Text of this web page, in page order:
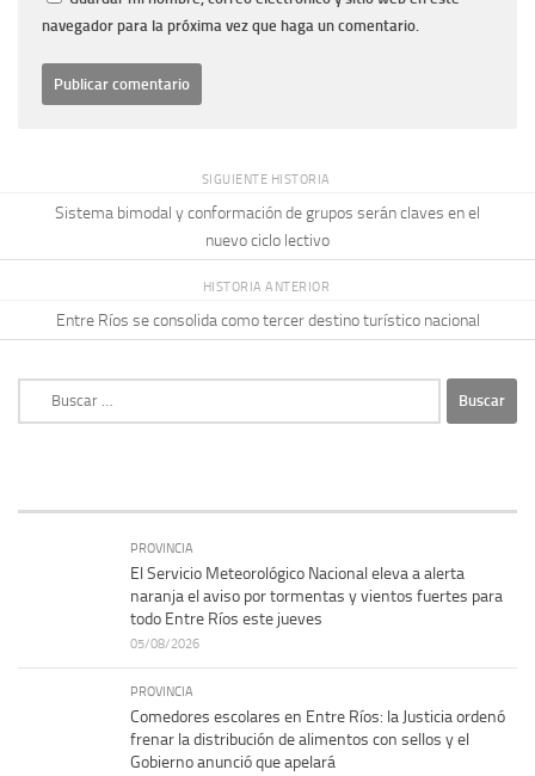
navegador para la próxima vez que haga un comentario.
SIGUIENTE HISTORIA
Sistema bimodal y conformación de grupos serán claves en el
nuevo ciclo lectivo
HISTORIA ANTERIOR
Entre Ríos se consolida como tercer destino turístico nacional
PROVINCIA
El Servicio Meteorológico Nacional eleva a alerta
naranja el aviso por tormentas y vientos fuertes para
todo Entre Ríos este jueves
05/08/2026
PROVINCIA
Comedores escolares en Entre Ríos: la Justicia ordenó
frenar la distribución de alimentos con sellos y el
Gobierno anunció que apelará